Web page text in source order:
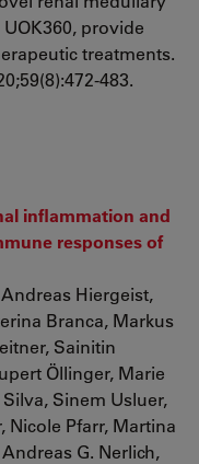
provide
treatments.
483.
inflammation and
responses of
Hiergeist,
Branca, Markus
Sainitin
Öllinger, Marie
Sinem Usluer,
Nicole Pfarr, Martina
G. Nerlich,